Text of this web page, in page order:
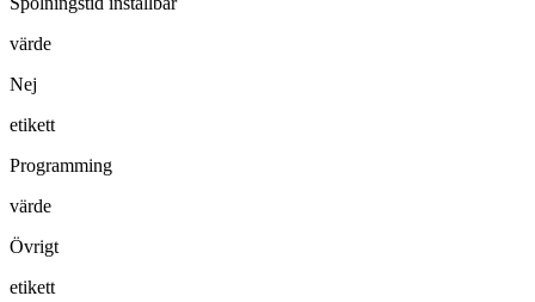
värde
Nej
etikett
Programming
värde
Övrigt
etikett